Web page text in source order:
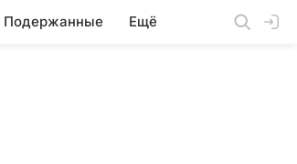
Подержанные Ещё